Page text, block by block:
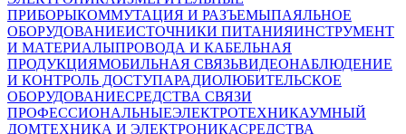
ПРИБОРЫКОММУТАЦИЯ И РАЗЪЕМЫПАЯЛЬНОЕ
ОБОРУДОВАНИЕИСТОЧНИКИ ПИТАНИЯИНСТРУМЕНТ
И МАТЕРИАЛЫПРОВОДА И КАБЕЛЬНАЯ
ПРОДУКЦИЯМОБИЛЬНАЯ СВЯЗЬВИДЕОНАБЛЮДЕНИЕ
И КОНТРОЛЬ ДОСТУПАРАДИОЛЮБИТЕЛЬСКОЕ
ОБОРУДОВАНИЕСРЕДСТВА СВЯЗИ
ПРОФЕССИОНАЛЬНЫЕЭЛЕКТРОТЕХНИКАУМНЫЙ
ДОМТЕХНИКА И ЭЛЕКТРОНИКАСРЕДСТВА